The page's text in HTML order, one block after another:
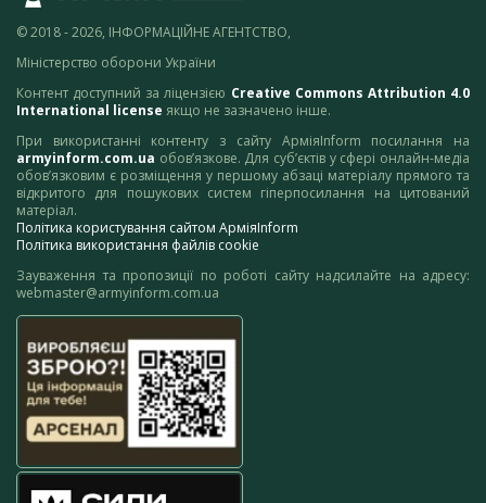
© 2018 - 2026, ІНФОРМАЦІЙНЕ АГЕНТСТВО,
Міністерство оборони України
Контент доступний за ліцензією Creative Commons Attribution 4.0
International license якщо не зазначено інше.
При використанні контенту з сайту АрміяInform посилання на
armyinform.com.ua обов’язкове. Для суб’єктів у сфері онлайн-медіа
обов’язковим є розміщення у першому абзаці матеріалу прямого та
відкритого для пошукових систем гіперпосилання на цитований
матеріал.
Політика користування сайтом АрміяInform
Політика використання файлів cookie
Зауваження та пропозиції по роботі сайту надсилайте на адресу:
webmaster@armyinform.com.ua